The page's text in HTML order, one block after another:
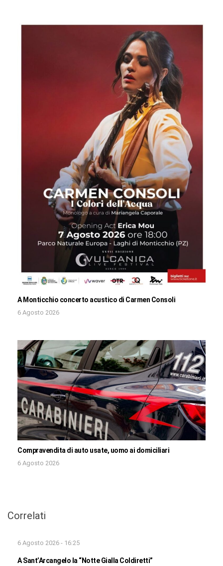
A Monticchio concerto acustico di Carmen Consoli
6 Agosto 2026
Compravendita di auto usate, uomo ai domiciliari
6 Agosto 2026
Correlati
6 Agosto 2026 - 16:25
A Sant’Arcangelo la “Notte Gialla Coldiretti”